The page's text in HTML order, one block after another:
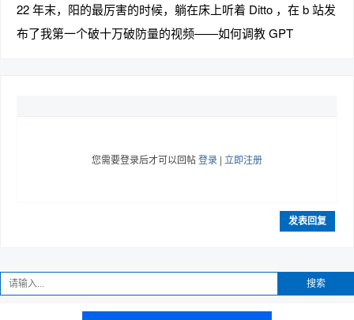
22 年末，阳的最厉害的时候，躺在床上听着 Ditto ，在 b 站发
布了我第一个破十万破防量的视频——如何调教 GPT
您需要登录后才可以回帖登录 | 立即注册
发表回复
搜索